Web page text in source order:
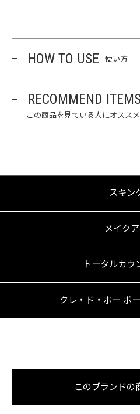
HOW TO USE 使い方
RECOMMEND ITEMS
この商品を見ている人にオススメ
スキン
メイク
トータルカウ
クレ・ド・ポー ボ
このブランドの